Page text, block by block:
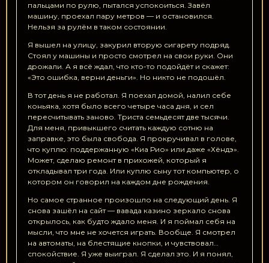
пальцами по рулю, пытался успокоиться. Завёл
машину, проехал пару метров — и остановился.
Нельзя за рулём в таком состоянии.
Я вышел на улицу, закурил вторую сигарету подряд.
Стоял у машины и просто смотрел на свои руки. Они
дрожали. А я всё ждал, что кто-то подойдёт и скажет:
«Это ошибка, верни деньги». Но никто не подошёл.
В тот день я не работал. Я поехал домой, налил себе
коньяка, хотя было всего четыре часа дня, и сел
пересчитывать заново. Триста семьдесят две тысячи.
Для меня, привыкшего считать каждую сотню на
заправке, это была свобода. Я прокручивал в голове,
что куплю: поддержанную «Киа Рио» или даже «Хёндэ».
Может, сделаю ремонт в прихожей, который я
откладывал три года. Или куплю сыну тот компьютер, о
котором он говорил на каждом дне рождения.
Но самое странное произошло на следующий день. Я
снова зашёл на сайт — вавада казино зеркало снова
открылось, как будто ждало меня. И я поймал себя на
мысли, что мне не хочется играть. Вообще. Я смотрел
на автоматы, на блестящие кнопки, и чувствовал…
спокойствие. Я уже выиграл. Я сделал это. И я понял,